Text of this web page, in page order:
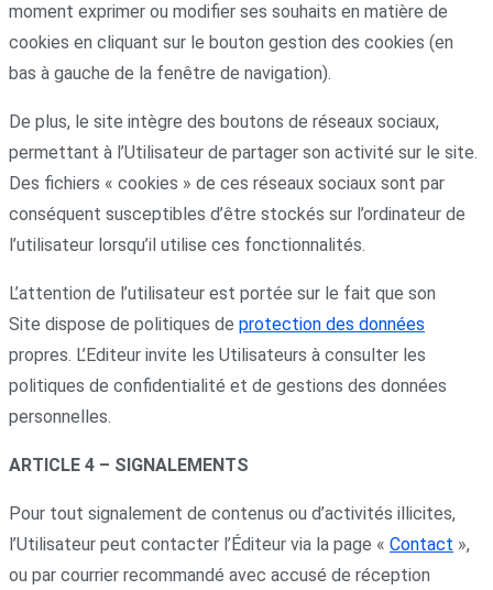
moment exprimer ou modifier ses souhaits en matière de
cookies en cliquant sur le bouton gestion des cookies (en
bas à gauche de la fenêtre de navigation).
De plus, le site intègre des boutons de réseaux sociaux,
permettant à l’Utilisateur de partager son activité sur le site.
Des fichiers « cookies » de ces réseaux sociaux sont par
conséquent susceptibles d’être stockés sur l’ordinateur de
l’utilisateur lorsqu’il utilise ces fonctionnalités.
L’attention de l’utilisateur est portée sur le fait que son
Site dispose de politiques de protection des données
propres. L’Editeur invite les Utilisateurs à consulter les
politiques de confidentialité et de gestions des données
personnelles.
ARTICLE 4 – SIGNALEMENTS
Pour tout signalement de contenus ou d’activités illicites,
l’Utilisateur peut contacter l’Éditeur via la page « Contact »,
ou par courrier recommandé avec accusé de réception